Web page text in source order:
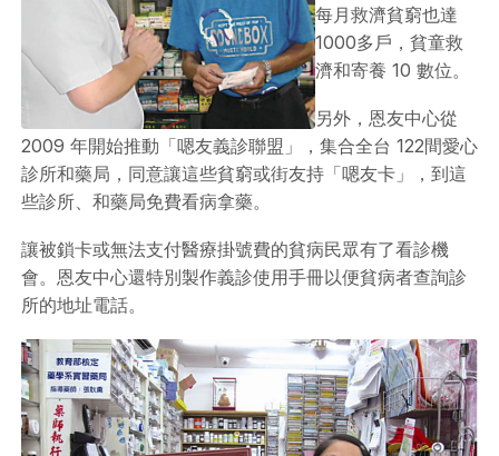
每月救濟貧窮也達
1000多戶，貧童救
濟和寄養 10 數位。
另外，恩友中心從
2009 年開始推動「嗯友義診聯盟」，集合全台 122間愛心
診所和藥局，同意讓這些貧窮或街友持「嗯友卡」，到這
些診所、和藥局免費看病拿藥。
讓被鎖卡或無法支付醫療掛號費的貧病民眾有了看診機
會。恩友中心還特別製作義診使用手冊以便貧病者查詢診
所的地址電話。